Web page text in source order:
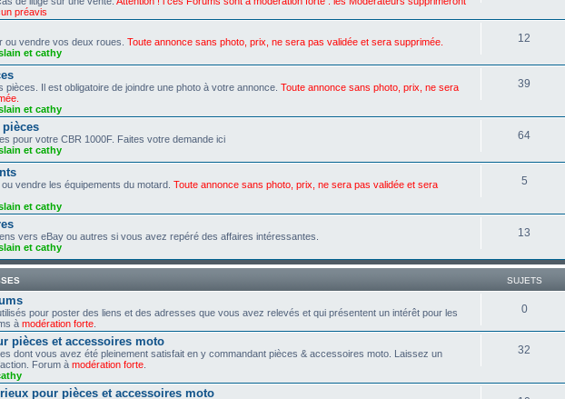
préavis
vendre vos deux roues. Toute annonce sans photo, prix, ne sera pas validée et sera supprimée.
et cathy
12
Il est obligatoire de joindre une photo à votre annonce. Toute annonce sans photo, prix, ne sera
et cathy
39
pour votre CBR 1000F. Faites votre demande ici
et cathy
64
vendre les équipements du motard. Toute annonce sans photo, prix, ne sera pas validée et sera
et cathy
5
vers eBay ou autres si vous avez repéré des affaires intéressantes.
et cathy
13
SUJETS
pour poster des liens et des adresses que vous avez relevés et qui présentent un intérêt pour les
à modération forte
0
pièces et accessoires moto
dont vous avez été pleinement satisfait en y commandant pièces & accessoires moto. Laissez un
Forum à modération forte
32
pour pièces et accessoires moto